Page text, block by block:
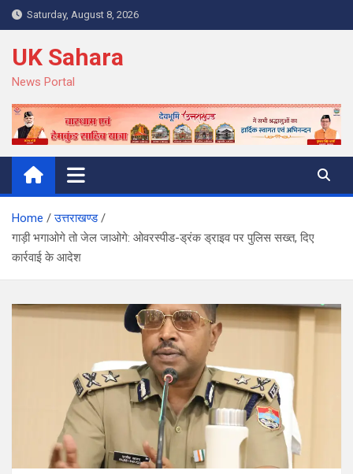
Skip
to
content
Saturday, August 8, 2026
UK Sahara
News Portal
Home
उत्तराखण्ड
गाड़ी भगाओगे तो जेल जाओगे: ओवरस्पीड-ड्रंक ड्राइव पर पुलिस सख्त, दिए
कार्रवाई के आदेश